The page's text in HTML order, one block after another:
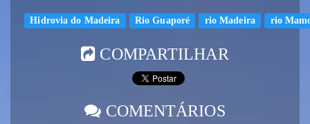
Hidrovia do Madeira Rio Guaporé rio Madeira rio
COMPARTILHAR
COMENTÁRIOS